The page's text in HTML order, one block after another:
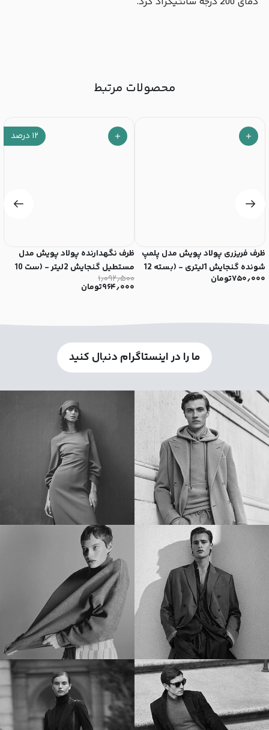
محصولات مرتبط
ظرف فريزری پولاد پویش مدل پلمپ
شونده گنجایش 1لیتری - (بسته 12
عددی)
۷۵۰٫۰۰۰تومان
۱۲ درصد
ظرف نگهدارنده پولاد پویش مدل
مستطیل گنجایش 2لیتر - (ست 10
عددی)
۱٫۰۹۲٫۵۰۰
۹۶۴٫۰۰۰تومان
ما را در اینستاگرام دنبال کنید